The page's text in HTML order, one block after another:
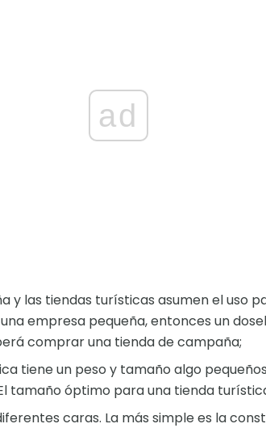
ad
y las tiendas turísticas asumen el uso
empresa pequeña, entonces un
comprar una tienda de campaña;
tiene un peso y tamaño algo
tamaño óptimo para una tienda
caras. La más simple es la